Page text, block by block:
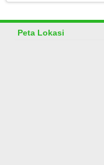
Peta Lokasi